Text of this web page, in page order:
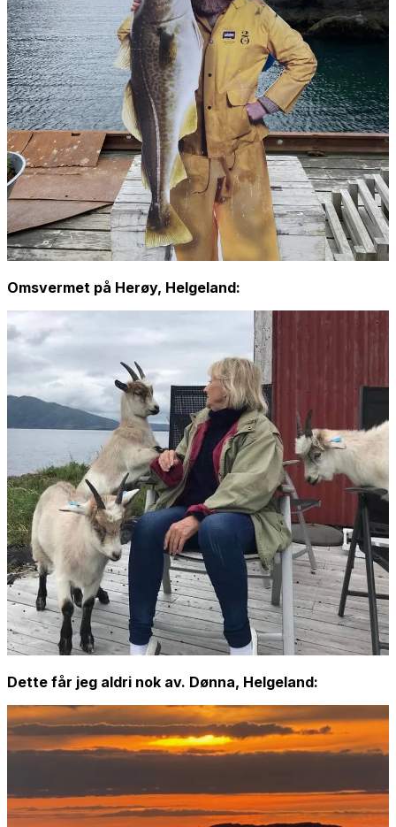
Omsvermet på Herøy, Helgeland:
Dette får jeg aldri nok av. Dønna, Helgeland: